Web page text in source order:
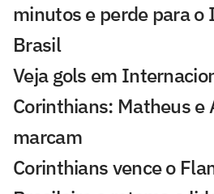
minutos e perde para o
Brasil
Veja gols em
Corinthians: Matheus e
marcam
Corinthians vence o